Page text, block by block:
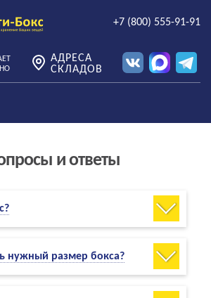
+7 (800) 555-91-91
АДРЕСА
СКЛАДОВ
и ответы
нужный размер бокса?